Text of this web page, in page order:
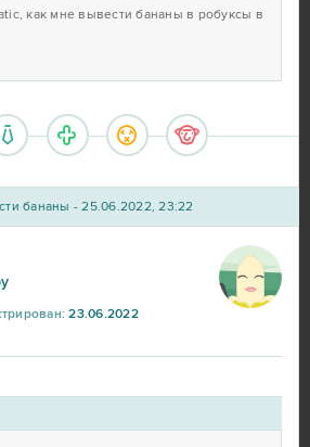
как мне вывести бананы в робуксы в
бананы - 25.06.2022, 23:22
23.06.2022